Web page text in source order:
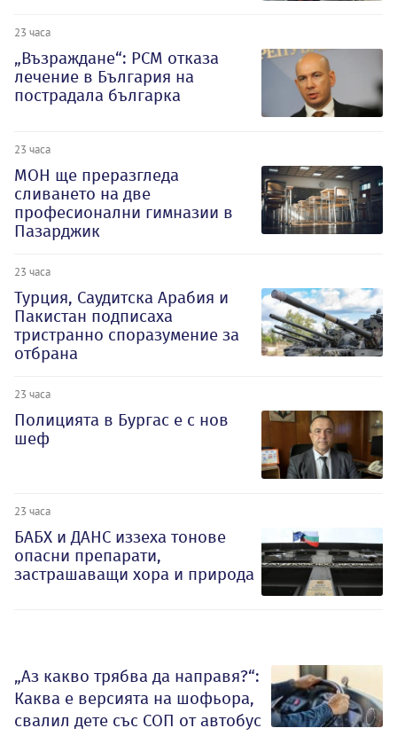
23 часа
„Възраждане“: РСМ отказа
лечение в България на
пострадала българка
23 часа
МОН ще преразгледа
сливането на две
професионални гимназии в
Пазарджик
23 часа
Турция, Саудитска Арабия и
Пакистан подписаха
тристранно споразумение за
отбрана
23 часа
Полицията в Бургас е с нов
шеф
23 часа
БАБХ и ДАНС иззеха тонове
опасни препарати,
застрашаващи хора и природа
„Аз какво трябва да направя?“:
Каква е версията на шофьора,
свалил дете със СОП от автобус